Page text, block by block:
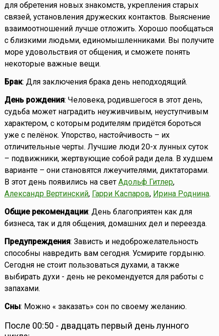
для обретения новых знакомств, укрепления старых
связей, установления дружеских контактов. Выяснение
взаимоотношений лучше отложить. Хорошо пообщаться
с близкими людьми, единомышленниками. Вы получите
море удовольствия от общения, и сможете понять
некоторые важные вещи.
Брак: Для заключения брака день неподходящий.
День рождения: Человека, родившегося в этот день,
судьба может наградить неуживчивым, неуступчивым
характером, с которым родителям придётся бороться
уже с пелёнок. Упорство, настойчивость – их
отличительные черты. Лучшие люди 20-х лунных суток
– подвижники, жертвующие собой ради дела. В худшем
варианте – они становятся лжеучителями, диктаторами.
В этот день появились на свет Адольф Гитлер,
Александр Вертинский, Гарри Каспаров, Ирина Роднина.
Общие рекомендации: День благоприятен как для
бизнеса, так и для общения, домашних дел и переезда.
Предупреждения: Зависть и недоброжелательность
способны навредить вам сегодня. Усмирите гордыню.
Сегодня не стоит пользоваться духами, а также
выбирать духи - день не рекомендуется для работы с
запахами.
Сны: Можно « заказать» сон по своему желанию.
После 00:50 - двадцать первый день лунного